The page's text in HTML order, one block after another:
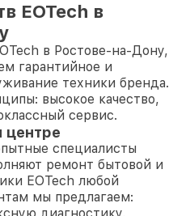
EOTech в
в Ростове-на-Дону,
гарантийное и
техники бренда.
высокое качество,
сервис.
центре
специалисты
ремонт бытовой и
EOTech любой
мы предлагаем: